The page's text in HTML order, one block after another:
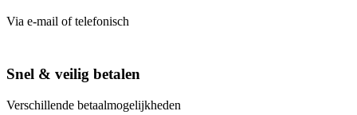
Via e-mail of telefonisch
Snel & veilig betalen
Verschillende betaalmogelijkheden